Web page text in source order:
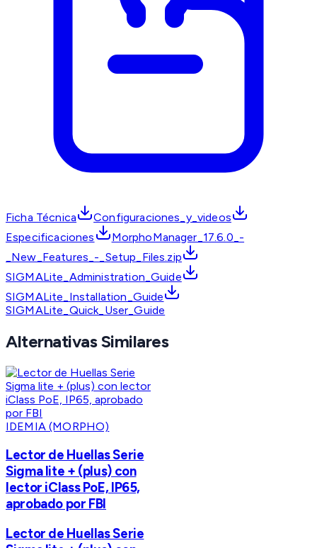
Ficha Técnica
Configuraciones_y_videos
Especificaciones
MorphoManager_17.6.0_-
_New_Features_-_Setup_Files.zip
SIGMALite_Administration_Guide
SIGMALite_Installation_Guide
SIGMALite_Quick_User_Guide
Alternativas Similares
IDEMIA (MORPHO)
Lector de Huellas Serie
Sigma lite + (plus) con
lector iClass PoE, IP65,
aprobado por FBI
Lector de Huellas Serie